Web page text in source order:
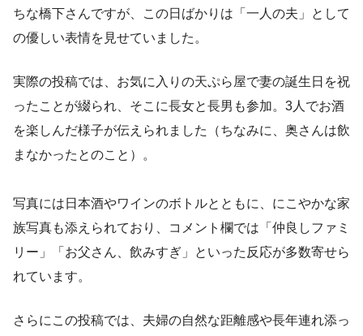
ちな橋下さんですが、この日ばかりは「一人の夫」として
の優しい表情を見せていました。
実際の投稿では、お気に入りの天ぷら屋で妻の誕生日を祝
ったことが綴られ、そこに長女と長男も参加。3人でお酒
を楽しんだ様子が伝えられました（ちなみに、奥さんは飲
まなかったとのこと）。
写真には日本酒やワインのボトルとともに、にこやかな家
族写真も添えられており、コメント欄では「仲良しファミ
リー」「お父さん、飲みすぎ」といった反応が多数寄せら
れています。
さらにこの投稿では、夫婦の自然な距離感や長年連れ添っ